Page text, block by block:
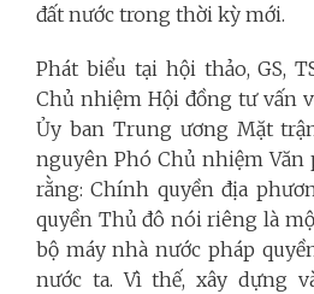
đất nước trong thời kỳ mới.
Phát biểu tại hội thảo, GS,
Chủ nhiệm Hội đồng tư vấn
Ủy ban Trung ương Mặt
nguyên Phó Chủ nhiệm Văn
rằng: Chính quyền địa
quyền Thủ đô nói riêng là
bộ máy nhà nước pháp
nước ta. Vì thế, xây dựng